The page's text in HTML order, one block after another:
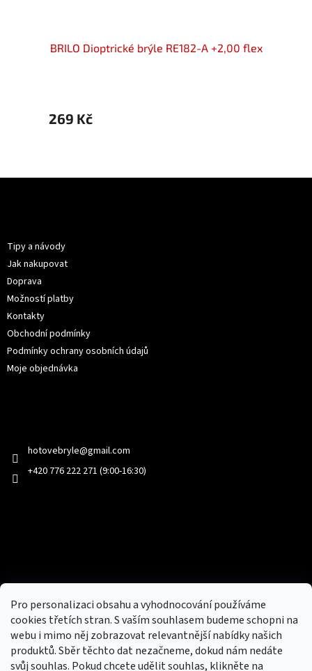
Pro personalizaci obsahu a vyhodnocování používáme
cookies třetích stran. S vaším souhlasem budeme schopni na
webu i mimo něj zobrazovat relevantnější nabídky našich
produktů. Sběr těchto dat nezačneme, dokud nám nedáte
svůj souhlas. Pokud chcete udělit souhlas, klikněte na
BRILO Dioptrické brýle RE182-A +2,00 flex
269 Kč
Tipy a návody
Jak nakupovat
Doprava
Možností platby
Kontakty
Obchodní podmínky
Podmínky ochrany osobních údajů
Moje objednávka
hotovebryle@gmail.com
+420 776 222 271 (9:00-16:30)